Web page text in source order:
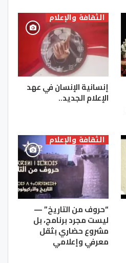
الثقافة والإعلام
إنسانية الإنسان في عهد
الإعلام الجديد..
الثقافة والإعلام
“حروف من التاريخ” —
ليست مجرد برنامج، بل
مشروع حضاري بثقل
معرفي وإعلامي